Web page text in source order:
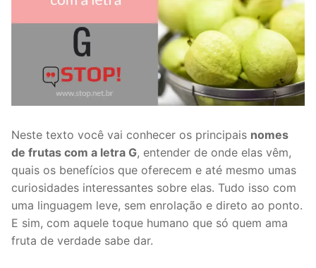
Neste texto você vai conhecer os principais nomes
de frutas com a letra G, entender de onde elas vêm,
quais os benefícios que oferecem e até mesmo umas
curiosidades interessantes sobre elas. Tudo isso com
uma linguagem leve, sem enrolação e direto ao ponto.
E sim, com aquele toque humano que só quem ama
fruta de verdade sabe dar.